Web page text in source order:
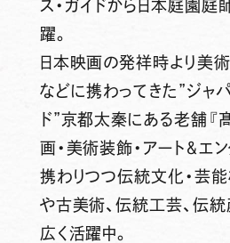
ス・ガイドから日本庭園庭
躍。
日本映画の発祥時より美
などに携わってきた”ジャ
ド”京都太秦にある老舗『
画・美術装飾・アート＆エ
携わりつつ伝統文化・芸
や古美術、伝統工芸、伝
広く活躍中。